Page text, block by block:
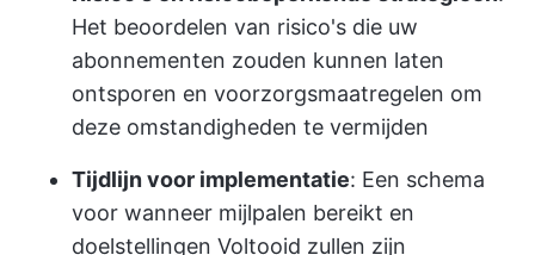
Het beoordelen van risico's die uw
abonnementen zouden kunnen laten
ontsporen en voorzorgsmaatregelen om
deze omstandigheden te vermijden
Tijdlijn voor implementatie: Een schema
voor wanneer mijlpalen bereikt en
doelstellingen Voltooid zullen zijn